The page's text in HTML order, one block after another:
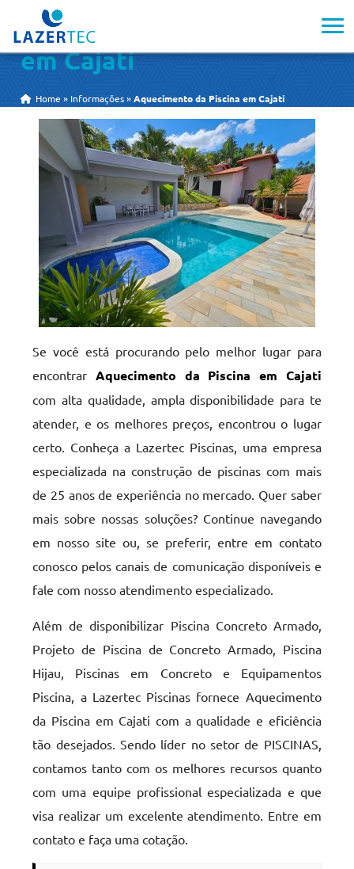
Aquecimento da Piscina
em Cajati
Home » Informações »Aquecimento da Piscina em Cajati
Se você está procurando pelo melhor lugar para
encontrar Aquecimento da Piscina em Cajati
com alta qualidade, ampla disponibilidade para te
atender, e os melhores preços, encontrou o lugar
certo. Conheça a Lazertec Piscinas, uma empresa
especializada na construção de piscinas com mais
de 25 anos de experiência no mercado. Quer saber
mais sobre nossas soluções? Continue navegando
em nosso site ou, se preferir, entre em contato
conosco pelos canais de comunicação disponíveis e
fale com nosso atendimento especializado.
Além de disponibilizar Piscina Concreto Armado,
Projeto de Piscina de Concreto Armado, Piscina
Hijau, Piscinas em Concreto e Equipamentos
Piscina, a Lazertec Piscinas fornece Aquecimento
da Piscina em Cajati com a qualidade e eficiência
tão desejados. Sendo líder no setor de PISCINAS,
contamos tanto com os melhores recursos quanto
com uma equipe profissional especializada e que
visa realizar um excelente atendimento. Entre em
contato e faça uma cotação.